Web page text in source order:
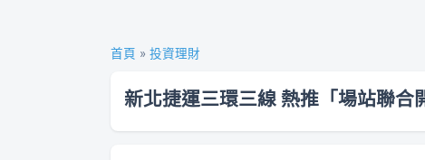
首頁 » 投資理財
新北捷運三環三線 熱推「場站聯合